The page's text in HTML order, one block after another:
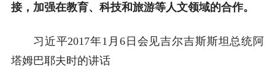
接，加强在教育、科技和旅游等人文领域的合作。
习近平2017年1月6日会见吉尔吉斯斯坦总统阿
塔姆巴耶夫时的讲话